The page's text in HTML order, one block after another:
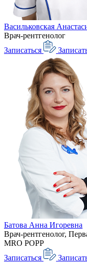
Васильковская
Врач-рентгенолог
Записаться
Батова Анна Игоревна
Врач-рентгенолог,
MRO POPP
Записаться